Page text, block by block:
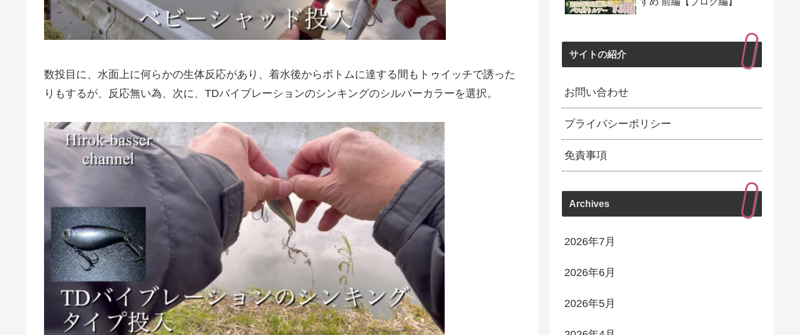
数投目に、水面上に何らかの生体反応があり、着水後からボトムに達する間もトゥイッチで誘った
りもするが、反応無い為、次に、TDバイブレーションのシンキングのシルバーカラーを選択。
サイトの紹介
お問い合わせ
プライバシーポリシー
免責事項
Archives
2026年7月
2026年6月
2026年5月